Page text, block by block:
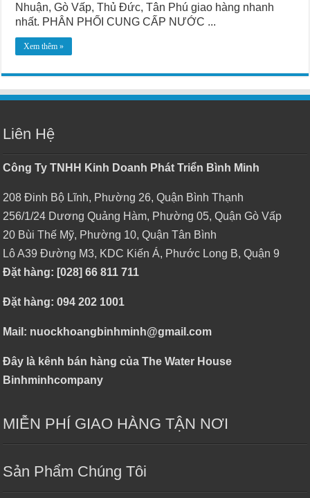
Nhuận, Gò Vấp, Thủ Đức, Tân Phú giao hàng nhanh
nhất. PHÂN PHỐI CUNG CẤP NƯỚC ...
Xem thêm »
Liên Hệ
Công Ty TNHH Kinh Doanh Phát Triển Bình Minh
208 Đinh Bộ Lĩnh, Phường 26, Quận Bình Thạnh
256/1/24 Dương Quảng Hàm, Phường 05, Quận Gò Vấp
20 Bùi Thế Mỹ, Phường 10, Quận Tân Bình
Lô A39 Đường M3, KDC Kiến Á, Phước Long B, Quận 9
Đặt hàng: [028] 66 811 711
Đặt hàng: 094 202 1001
Mail: nuockhoangbinhminh@gmail.com
Đây là kênh bán hàng của The Water House
Binhminhcompany
MIỄN PHÍ GIAO HÀNG TẬN NƠI
Sản Phẩm Chúng Tôi